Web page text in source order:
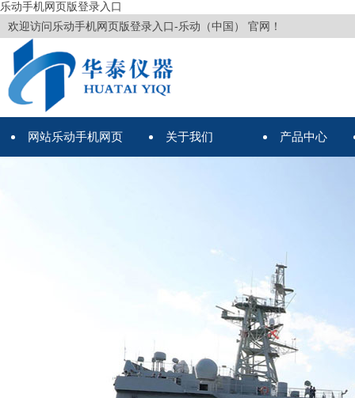
乐动手机网页版登录入口
欢迎访问乐动手机网页版登录入口-乐动（中国） 官网！
网站乐动手机网页 关于我们 产品中心